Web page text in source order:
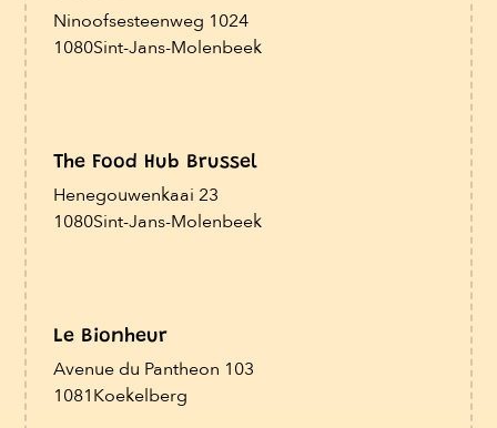
Ninoofsesteenweg 1024
1080Sint-Jans-Molenbeek
The Food Hub Brussel
Henegouwenkaai 23
1080Sint-Jans-Molenbeek
Le Bionheur
Avenue du Pantheon 103
1081Koekelberg